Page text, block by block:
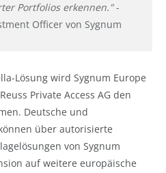
Portfolios erkennen."-
Officer von Sygnum
Lösung wird Sygnum Europe
Private Access AG den
Deutsche und
über autorisierte
von Sygnum
auf weitere europäische